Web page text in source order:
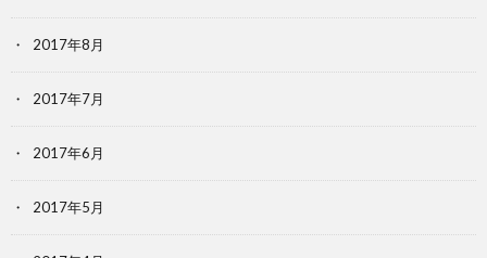
2017年8月
2017年7月
2017年6月
2017年5月